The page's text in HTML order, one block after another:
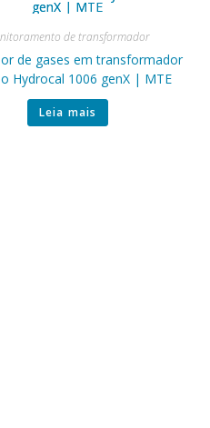
de transformador
de gases em transformador
Hydrocal 1006 genX | MTE
Leia mais